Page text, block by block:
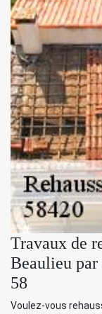
Travaux de
Beaulieu par
58
Voulez-vous